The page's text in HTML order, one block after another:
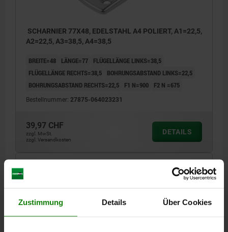
Zustimmung Details Über Cookies
SCHARNIER 77X48, EDELSTAHL A4 POLIERT, A1=22,5,
A2=22,5, A3=38,5, A4=38,5
BREITE=48 LÄNGE=77
FLÜGELLÄNGE LINKS=38,5
FLÜGELLÄNGE RECHTS=38,5
BOHRUNGSABSTAND LINKS=22,5
BOHRUNGSABSTAND RECHTS=22,5
F1 N=900 F2 N =675
Bestellnummer: 27875-064023231
39,97 CHF
zzgl. MwSt.
zzgl. Versandkosten
DETAILS